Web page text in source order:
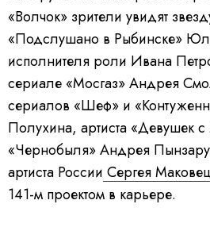
«Волчок» зрители увидят
«Подслушано в Рыбинске»
исполнителя роли Ивана
сериале «Мосгаз» Андрея
сериалов «Шеф» и
Полухина, артиста «Девушек
«Чернобыля» Андрея
артиста России Сергея
141-м проектом в карьере.